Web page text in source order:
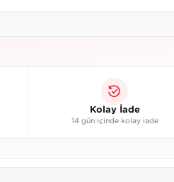
Kolay İade
14 gün içinde kolay iade